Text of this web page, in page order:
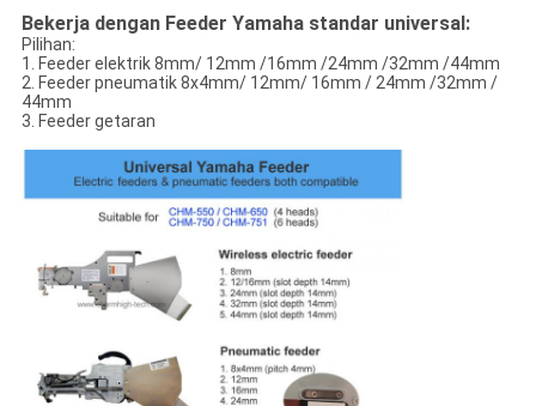
Bekerja dengan Feeder Yamaha standar universal:
Pilihan:
1. Feeder elektrik 8mm/ 12mm /16mm /24mm /32mm /44mm
2. Feeder pneumatik 8x4mm/ 12mm/ 16mm / 24mm /32mm /
44mm
3. Feeder getaran